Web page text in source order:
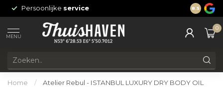
Persoonlijke service 24/7
8.5
MENU
0
Home /
Atelier Rebul - ISTANBUL LUXURY DRY BODY OIL